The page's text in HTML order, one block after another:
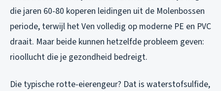
die jaren 60-80 koperen leidingen uit de Molenbossen
periode, terwijl het Ven volledig op moderne PE en PVC
draait. Maar beide kunnen hetzelfde probleem geven:
rioollucht die je gezondheid bedreigt.
Die typische rotte-eierengeur? Dat is waterstofsulfide,